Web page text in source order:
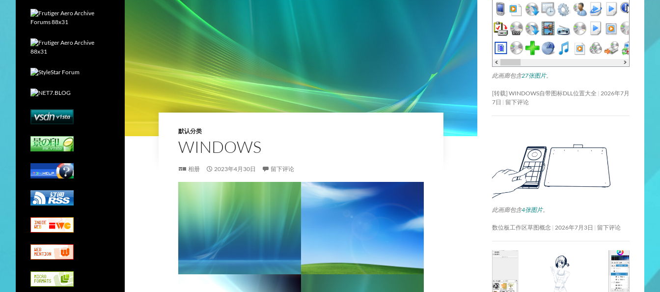
默认分类
WINDOWS
相册 2023年4月30日 留下评论
此画廊包含27张图片。
[转载] WINDOWS自带图标DLL位置大全 2026年7月
7日
留下评论
此画廊包含4张图片。
数位板工作区草图概念 2026年7月3日 留下评论